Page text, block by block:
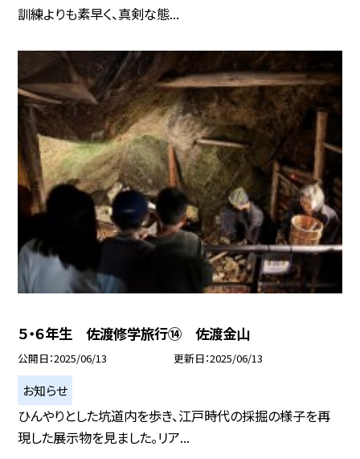
訓練よりも素早く、真剣な態...
５・６年生 佐渡修学旅行⑭ 佐渡金山
公開日 2025/06/13 更新日 2025/06/13
お知らせ
ひんやりとした坑道内を歩き、江戸時代の採掘の様子を再
現した展示物を見ました。リア...